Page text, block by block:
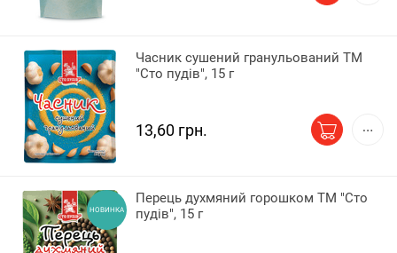
Часник сушений гранульований ТМ
"Сто пудів", 15 г
13,60 грн.
НОВИНКА
Перець духмяний горошком ТМ "Сто
пудів", 15 г